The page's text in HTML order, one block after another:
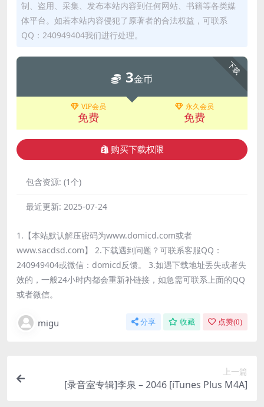
制、盗用、采集、发布本站内容到任何网站、书籍等各类媒
体平台。如若本站内容侵犯了原著者的合法权益，可联系
QQ：240949404我们进行处理。
下载
3金币
VIP会员
免费
永久会员
免费
购买下载权限
包含资源: (1个)
最近更新: 2025-07-24
1.【本站默认解压密码为www.domicd.com或者
www.sacdsd.com】 2.下载遇到问题？可联系客服QQ：
240949404或微信：domicd反馈。 3.如遇下载地址丢失或者失
效的，一般24小时内都会重新补链接，如急需可联系上面的QQ
或者微信。
migu 分享 收藏 点赞(0)
上一篇
[录音室专辑]李泉 – 2046 [iTunes Plus M4A]